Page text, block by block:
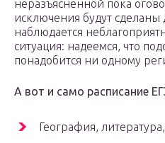
неразъясненной пока
исключения будут сделаны
наблюдается
ситуация: надеемся, что
понадобится ни одному
А вот и само расписание
География,